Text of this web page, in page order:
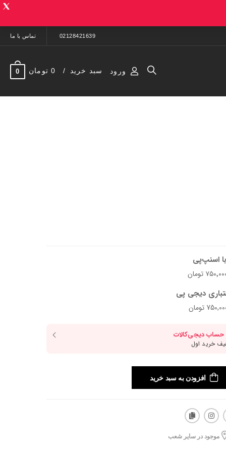
02128421639 تماس با ما
ورود سبد خرید 0 تومان 0
اسنپ‌پی
دیجی پی
افزودن به سبد خرید
موجود در سایر شعب